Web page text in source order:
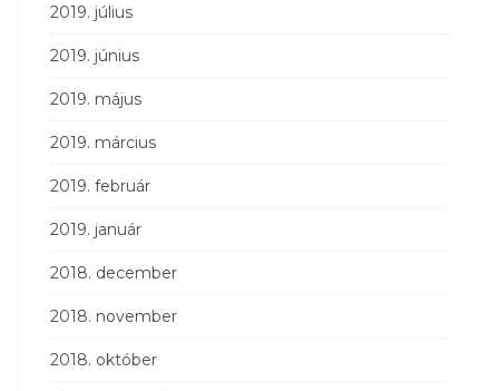
2019. július
2019. június
2019. május
2019. március
2019. február
2019. január
2018. december
2018. november
2018. október